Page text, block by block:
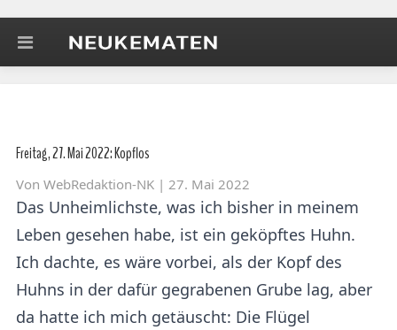
Freitag, 27. Mai 2022: Kopflos
Von WebRedaktion-NK | 27. Mai 2022
Das Unheimlichste, was ich bisher in meinem
Leben gesehen habe, ist ein geköpftes Huhn.
Ich dachte, es wäre vorbei, als der Kopf des
Huhns in der dafür gegrabenen Grube lag, aber
da hatte ich mich getäuscht: Die Flügel